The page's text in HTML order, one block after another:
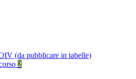
(da pubblicare in tabelle)
2